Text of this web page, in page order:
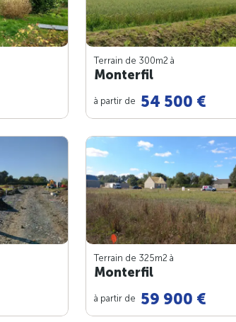
Terrain de 300m2 à
Monterfil
à partir de 54 500 €
Terrain de 325m2 à
Monterfil
à partir de 59 900 €